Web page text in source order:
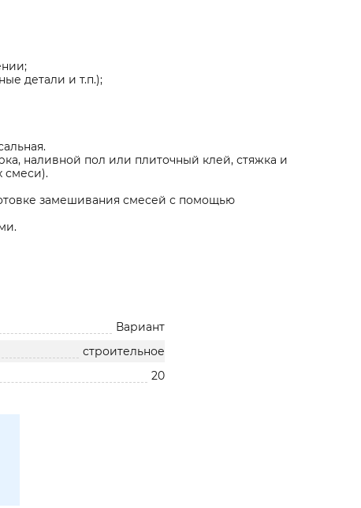
детали и т.п.);
наливной пол или плиточный клей, стяжка и
смеси).
замешивания смесей с помощью
Вариант
строительное
20